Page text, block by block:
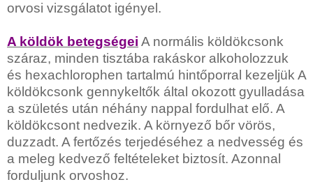
orvosi vizsgálatot igényel.
A köldök betegségei A normális köldökcsonk
száraz, minden tisztába rakáskor alkoholozzuk
és hexachlorophen tartalmú hintőporral kezeljük A
köldökcsonk gennykeltők által okozott gyulladása
a születés után néhány nappal fordulhat elő. A
köldökcsont nedvezik. A környező bőr vörös,
duzzadt. A fertőzés terjedéséhez a nedvesség és
a meleg kedvező feltételeket biztosít. Azonnal
forduljunk orvoshoz.